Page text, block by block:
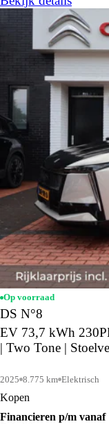
Op voorraad
DS N°8
EV 73,7 kWh
| Two Tone |
2025 8.775 km Elektrisch
Kopen
Financieren p/m vanaf